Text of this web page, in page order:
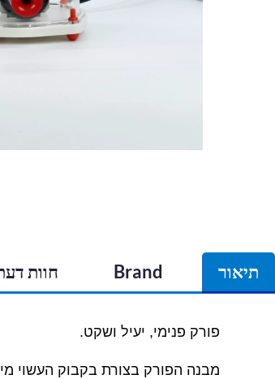
תיאור Brand חוות דעת
פורק פנימי, יעיל ושקט.
מבנה הפורק בצורת בקבוק העשוי